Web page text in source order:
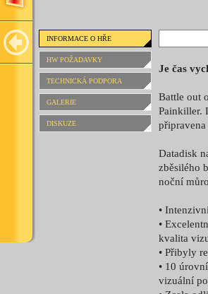
INFORMACE O HŘE
HW POŽADAVKY
TECHNICKÁ PODPORA
GALERIE
DISKUZE
Je čas
Battle out
Painkiller.
Datadisk
zběsilého
noční
•
•
kvalita
• Přibyly
• 10
vizuální